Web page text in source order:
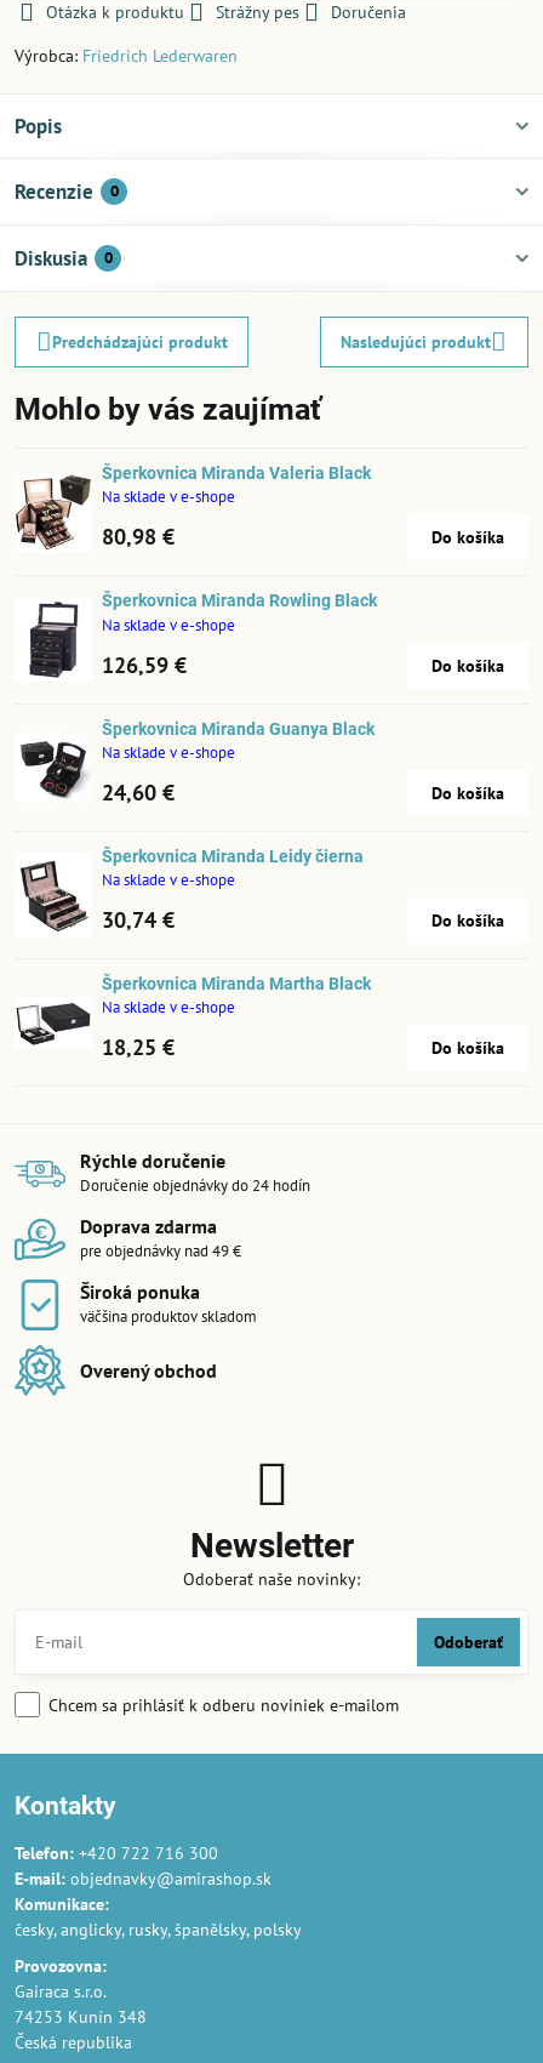
Otázka k produktu Strážny pes
Doručenia
Výrobca: Friedrich Lederwaren
Popis
Recenzie 0
Diskusia 0
Predchádzajúci produkt Nasledujúci produkt
Mohlo by vás zaujímať
Šperkovnica Miranda Valeria Black
Na sklade v e-shope
80,98 € Do košíka
Šperkovnica Miranda Rowling Black
Na sklade v e-shope
126,59 € Do košíka
Šperkovnica Miranda Guanya Black
Na sklade v e-shope
24,60 € Do košíka
Šperkovnica Miranda Leidy čierna
Na sklade v e-shope
30,74 € Do košíka
Šperkovnica Miranda Martha Black
Na sklade v e-shope
18,25 € Do košíka
Rýchle doručenie
Doručenie objednávky do 24 hodín
Doprava zdarma
pre objednávky nad 49 €
Široká ponuka
väčšina produktov skladom
Overený obchod
Newsletter
Odoberať naše novinky:
Odoberať
Chcem sa prihlásiť k odberu noviniek e-mailom
Kontakty
Telefon: +420 722 716 300
E-mail: objednavky@amirashop.sk
Komunikace:
česky, anglicky, rusky, španělsky, polsky
Provozovna:
Gairaca s.r.o.
74253 Kunín 348
Česká republika